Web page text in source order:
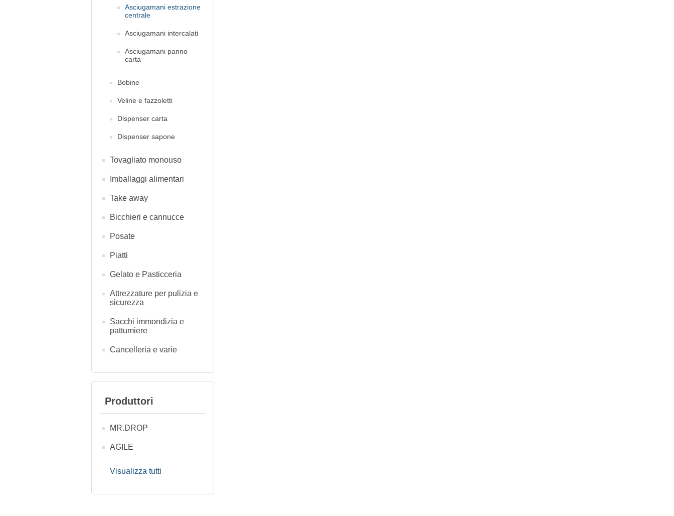
Asciugamani estrazione
centrale
Asciugamani intercalati
Asciugamani panno
carta
Bobine
Veline e fazzoletti
Dispenser carta
Dispenser sapone
Tovagliato monouso
Imballaggi alimentari
Take away
Bicchieri e cannucce
Posate
Piatti
Gelato e Pasticceria
Attrezzature per pulizia e
sicurezza
Sacchi immondizia e
pattumiere
Cancelleria e varie
Produttori
MR.DROP
AGILE
Visualizza tutti